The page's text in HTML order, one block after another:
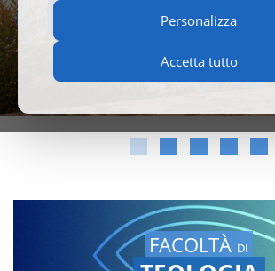
Personalizza
Accetta tutto
SCHOOL 2026
FACOLTÀ DI